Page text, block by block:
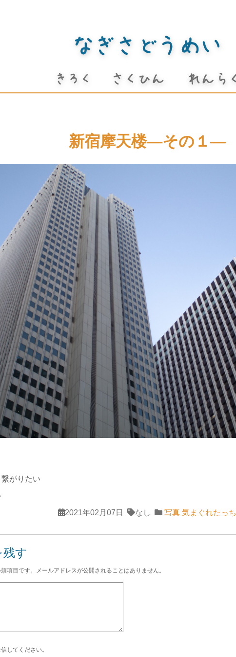
新宿摩天楼―その１―
がりたい
2021年02月07日 なし 写真 気まぐれたっち
残す
項目です。メールアドレスが公開されることはありません。
してください。